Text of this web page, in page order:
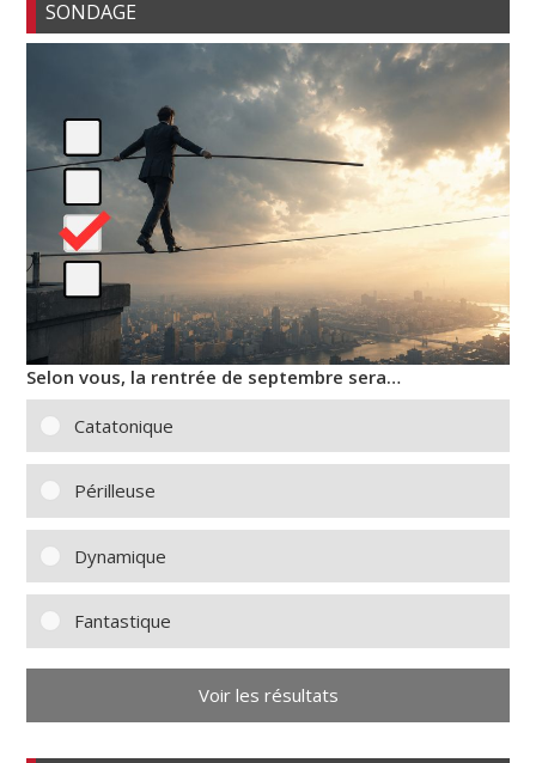
SONDAGE
Selon vous, la rentrée de septembre sera…
Catatonique
Périlleuse
Dynamique
Fantastique
Voir les résultats